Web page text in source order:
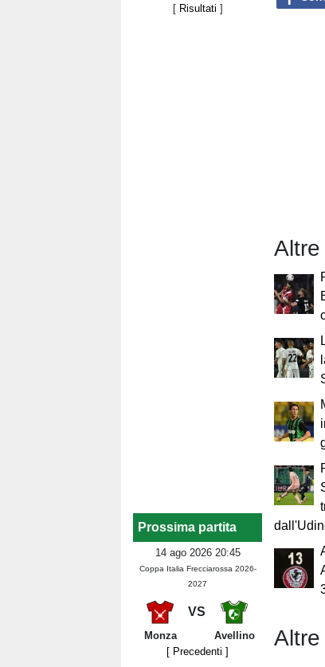
[ Risultati ]
Prossima partita
14 ago 2026 20:45
Coppa Italia Frecciarossa 2026-
2027
VS
Monza
Avellino
[ Precedenti ]